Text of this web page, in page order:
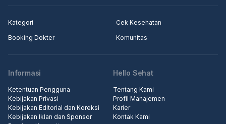
Kategori
Cek Kesehatan
Booking Dokter
Komunitas
Informasi
Ketentuan Pengguna
Kebijakan Privasi
Kebijakan Editorial dan Koreksi
Kebijakan Iklan dan Sponsor
Hello Sehat
Tentang Kami
Profil Manajemen
Karier
Kontak Kami